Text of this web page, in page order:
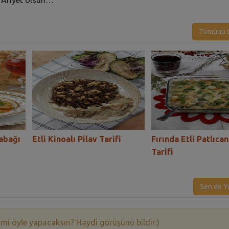
Tümünü
Etli Kinoalı Pilav Tarifi
Fırında Etli
Tarifi
Sen de
öyle yapacaksın? Haydi görüşünü bildir:)